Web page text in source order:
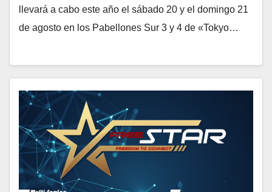
llevará a cabo este año el sábado 20 y el domingo 21
de agosto en los Pabellones Sur 3 y 4 de «Tokyo…